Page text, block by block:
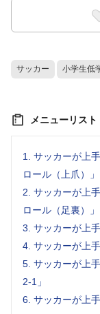
トップする
２、ドリブ
ドリブルの
メニュー3，
た、進む角
にしています
３、トラッ
動けないの
DFに囲まれ
けずらい状
2、の場面ト
サッカー 小学生低
メニューリスト
1. サッカーが上
ロール（上爪）」
2. サッカーが上
ロール（足裏）」
3. サッカーが上
4. サッカーが上
5. サッカーが上
2-1」
6. サッカーが上